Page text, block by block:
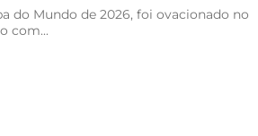
do Mundo de 2026, foi ovacionado no
com...